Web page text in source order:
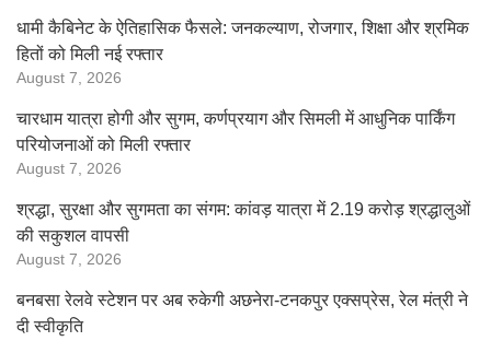
धामी कैबिनेट के ऐतिहासिक फैसले: जनकल्याण, रोजगार, शिक्षा और श्रमिक
हितों को मिली नई रफ्तार
August 7, 2026
चारधाम यात्रा होगी और सुगम, कर्णप्रयाग और सिमली में आधुनिक पार्किंग
परियोजनाओं को मिली रफ्तार
August 7, 2026
श्रद्धा, सुरक्षा और सुगमता का संगम: कांवड़ यात्रा में 2.19 करोड़ श्रद्धालुओं
की सकुशल वापसी
August 7, 2026
बनबसा रेलवे स्टेशन पर अब रुकेगी अछनेरा-टनकपुर एक्सप्रेस, रेल मंत्री ने
दी स्वीकृति